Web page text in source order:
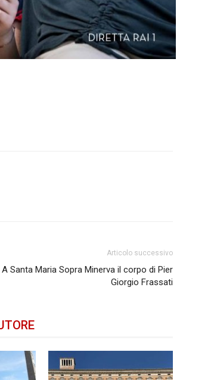
Articolo successivo
A Santa Maria Sopra Minerva il corpo di Pier
Giorgio Frassati